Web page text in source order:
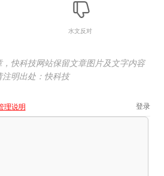
水文反对
快科技网站保留文章图片及文字内容
明出处：快科技
理说明 登录